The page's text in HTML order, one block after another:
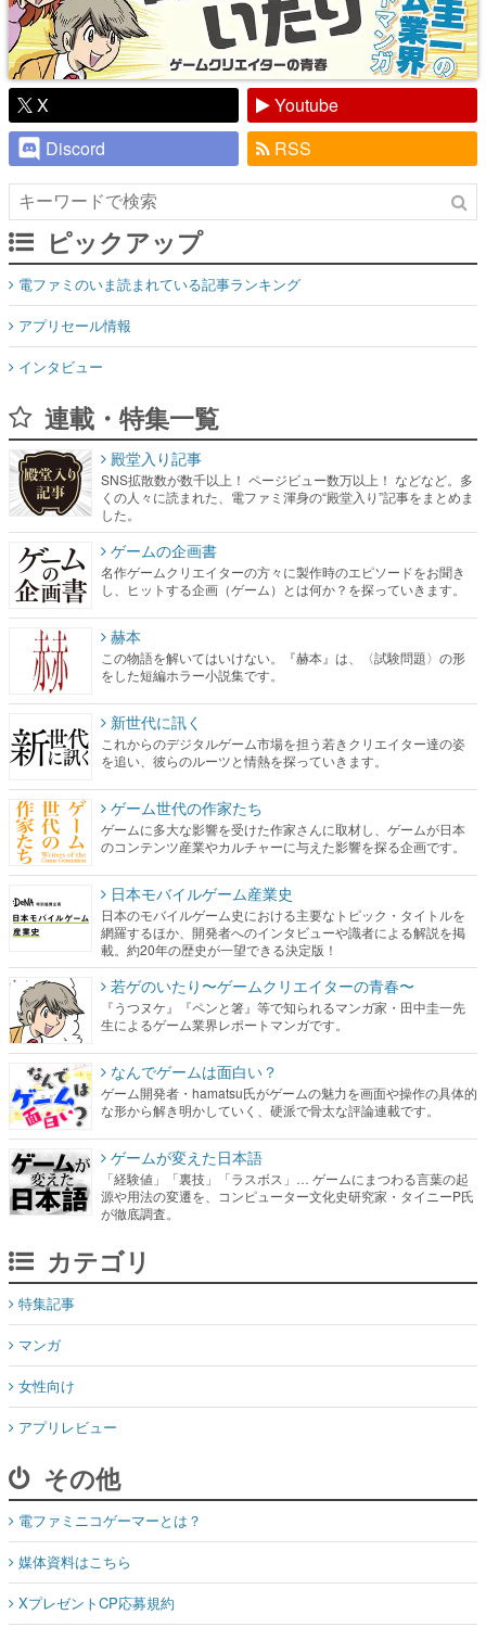
X
Youtube
Discord
RSS
ピックアップ
電ファミのいま読まれている記事ランキング
アプリセール情報
インタビュー
連載・特集一覧
殿堂入り記事
SNS拡散数が数千以上！ ページビュー数万以上！ などなど。多
くの人々に読まれた、電ファミ渾身の“殿堂入り”記事をまとめま
した。
ゲームの企画書
名作ゲームクリエイターの方々に製作時のエピソードをお聞き
し、ヒットする企画（ゲーム）とは何か？を探っていきます。
赫本
この物語を解いてはいけない。『赫本』は、〈試験問題〉の形
をした短編ホラー小説集です。
新世代に訊く
これからのデジタルゲーム市場を担う若きクリエイター達の姿
を追い、彼らのルーツと情熱を探っていきます。
ゲーム世代の作家たち
ゲームに多大な影響を受けた作家さんに取材し、ゲームが日本
のコンテンツ産業やカルチャーに与えた影響を探る企画です。
日本モバイルゲーム産業史
日本のモバイルゲーム史における主要なトピック・タイトルを
網羅するほか、開発者へのインタビューや識者による解説を掲
載。約20年の歴史が一望できる決定版！
若ゲのいたり〜ゲームクリエイターの青春〜
『うつヌケ』『ペンと箸』等で知られるマンガ家・田中圭一先
生によるゲーム業界レポートマンガです。
なんでゲームは面白い？
ゲーム開発者・hamatsu氏がゲームの魅力を画面や操作の具体的
な形から解き明かしていく、硬派で骨太な評論連載です。
ゲームが変えた日本語
「経験値」「裏技」「ラスボス」… ゲームにまつわる言葉の起
源や用法の変遷を、コンピューター文化史研究家・タイニーP氏
が徹底調査。
カテゴリ
特集記事
マンガ
女性向け
アプリレビュー
その他
電ファミニコゲーマーとは？
媒体資料はこちら
XプレゼントCP応募規約